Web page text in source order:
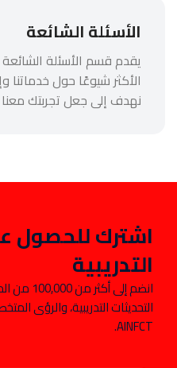
الأسئلة الشائعة
يقدم قسم الأسئلة
الأكثر شيوعًا حول خدماتنا
نهدف إلى جعل تجربتك
اشترك للحصول
التدريبية
انضم إلى
التحديثات التدريبية، والرؤى
AINFCT.